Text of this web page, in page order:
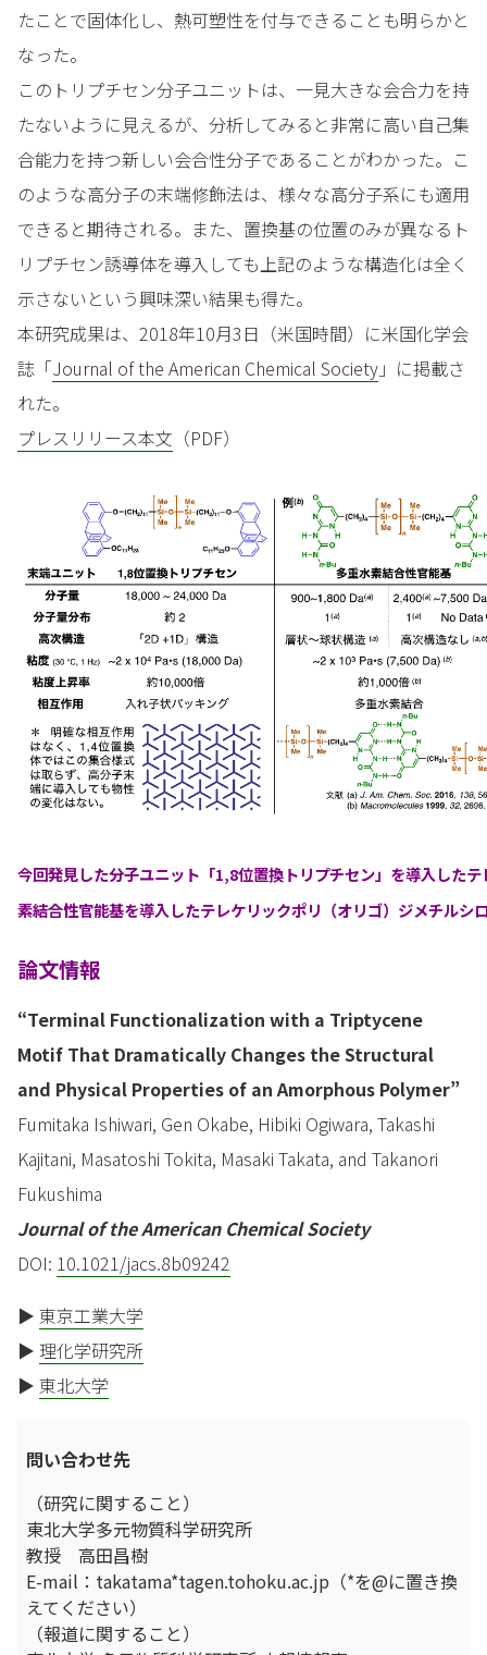
たことで固体化し、熱可塑性を付与できることも明らかと
なった。
このトリプチセン分子ユニットは、一見大きな会合力を持
たないように見えるが、分析してみると非常に高い自己集
合能力を持つ新しい会合性分子であることがわかった。こ
のような高分子の末端修飾法は、様々な高分子系にも適用
できると期待される。また、置換基の位置のみが異なるト
リプチセン誘導体を導入しても上記のような構造化は全く
示さないという興味深い結果も得た。
本研究成果は、2018年10月3日（米国時間）に米国化学会
誌「Journal of the American Chemical Society 」に掲載さ
れた。
プレスリリース本文 （PDF）
今回発見した分子ユニット「1,8位置換トリプチセン」を導入した
素結合性官能基を導入したテレケリックポリ（オリゴ）ジメチルシ
論文情報
“Terminal Functionalization with a Triptycene
Motif That Dramatically Changes the Structural
and Physical Properties of an Amorphous Polymer”
Fumitaka Ishiwari, Gen Okabe, Hibiki Ogiwara, Takashi
Kajitani, Masatoshi Tokita, Masaki Takata, and Takanori
Fukushima
Journal of the American Chemical Society
DOI: 10.1021/jacs.8b09242
▶ 東京工業大学
▶ 理化学研究所
▶ 東北大学
問い合わせ先
（研究に関すること）
東北大学多元物質科学研究所
教授 高田昌樹
E-mail：takatama*tagen.tohoku.ac.jp（*を@に置き換
えてください）
（報道に関すること）